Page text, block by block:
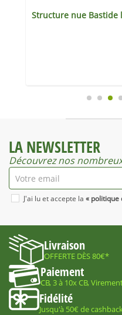
Structure nue Bastide
LA NEWSLETTER
Découvrez nos
J'ai lu et accepte la « politique
Livraison
OFFERTE DÈS 80€*
Paiement
CB, 3 à 10x CB,
Fidélité
Jusqu'à 50€ de